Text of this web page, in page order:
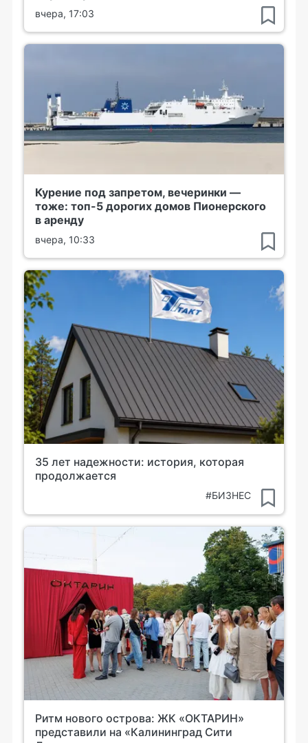
вчера, 17:03
Курение под запретом, вечеринки —
тоже: топ-5 дорогих домов Пионерского
в аренду
вчера, 10:33
35 лет надежности: история, которая
продолжается
#БИЗНЕС
Ритм нового острова: ЖК «ОКТАРИН»
представили на «Калининград Сити